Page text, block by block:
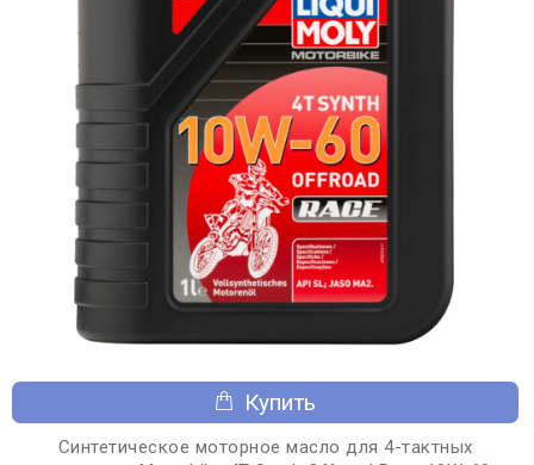
Купить
Синтетическое моторное масло для 4-тактных